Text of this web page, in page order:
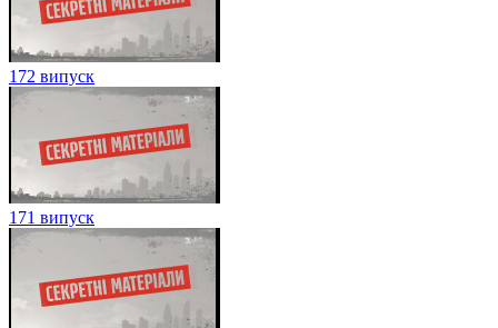
172 випуск
171 випуск